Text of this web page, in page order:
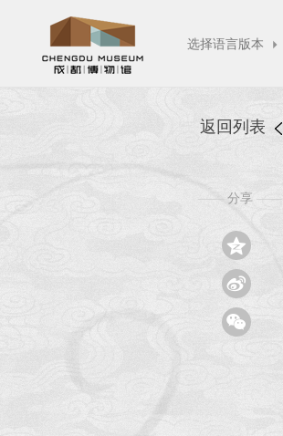
选择语言版本 
返回列表
—— 分享 ——


